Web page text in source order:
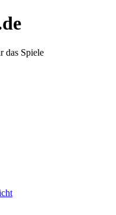
das Spiele